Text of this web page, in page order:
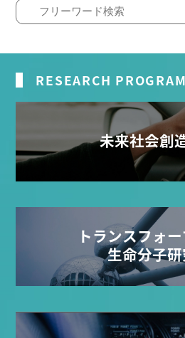
RESEARCH
未来社会創
トランスフォ
生命分子